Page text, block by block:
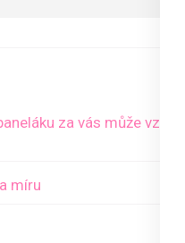
za vás může vzít
míru